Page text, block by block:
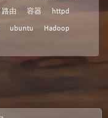
路由 容器
httpd
ubuntu
Hadoop